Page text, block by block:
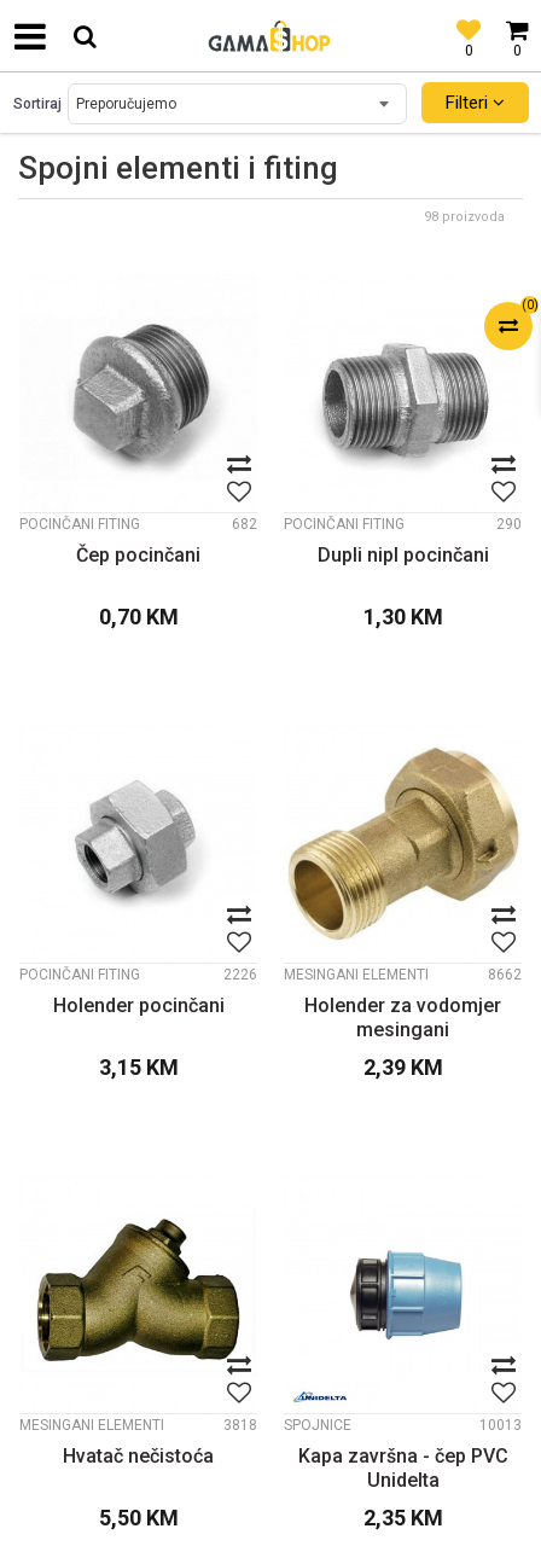
0
0
SIGURNO PLAĆANJE PLATNIM KARTICAMA!
(0)
Spojni elementi i fiting
Sortiraj Filteri
98 proizvoda
POCINČANI FITING 682
Čep pocinčani
0,70 KM
POCINČANI FITING 290
Dupli nipl pocinčani
1,30 KM
POCINČANI FITING 2226
Holender pocinčani
3,15 KM
MESINGANI ELEMENTI 8662
Holender za vodomjer
mesingani
2,39 KM
MESINGANI ELEMENTI 3818
Hvatač nečistoća
5,50 KM
SPOJNICE 10013
Kapa završna - čep PVC
Unidelta
2,35 KM